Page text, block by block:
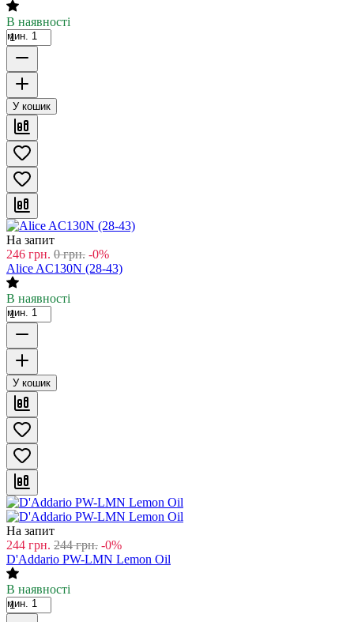
В наявності
мин. 1
У кошик
На запит
246 грн. 0 грн. -0%
Alice AC130N (28-43)
В наявності
мин. 1
У кошик
На запит
244 грн. 244 грн. -0%
D'Addario PW-LMN Lemon Oil
В наявності
мин. 1